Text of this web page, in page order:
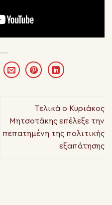
Τελικά ο Κυριάκος
Μητσοτάκης επέλεξε την
πεπατημένη της πολιτικής
εξαπάτησης